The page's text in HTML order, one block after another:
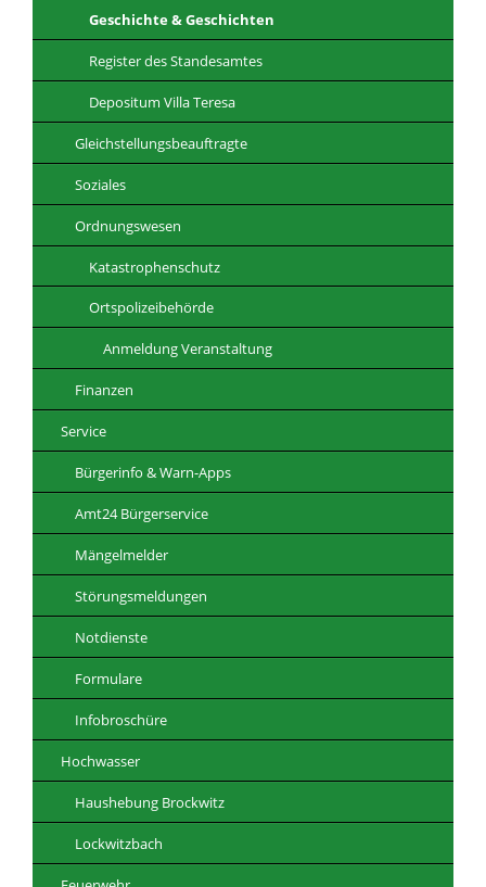
Geschichte & Geschichten
Register des Standesamtes
Depositum Villa Teresa
Gleichstellungsbeauftragte
Soziales
Ordnungswesen
Katastrophenschutz
Ortspolizeibehörde
Anmeldung Veranstaltung
Finanzen
Service
Bürgerinfo & Warn-Apps
Amt24 Bürgerservice
Mängelmelder
Störungsmeldungen
Notdienste
Formulare
Infobroschüre
Hochwasser
Haushebung Brockwitz
Lockwitzbach